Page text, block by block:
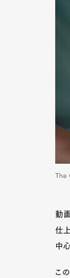
動
仕
中
こ